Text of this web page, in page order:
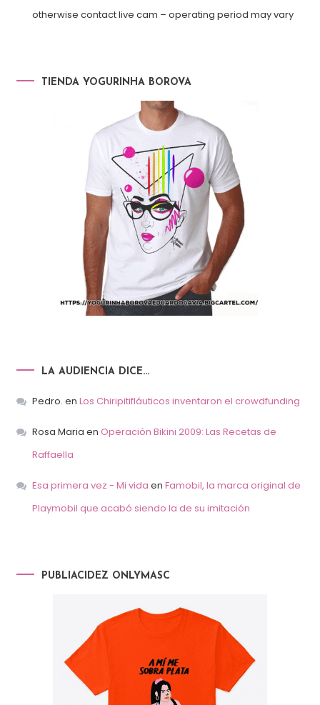
otherwise contact live cam – operating period may vary
TIENDA YOGURINHA BOROVA
LA AUDIENCIA DICE…
Pedro. en Los Chiripitifláuticos inventaron el crowdfunding
Rosa Maria en Operación Bikini 2009: Las Recetas de
Raffaella
Esa primera vez - Mi vida en Famobil, la marca original de
Playmobil que acabó siendo la de su imitación
PUBLIACIDEZ ONLYMASC